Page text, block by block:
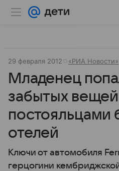
29 февраля 2012 «РИА Новости»
Младенец
забытых вещей
постояльцами
отелей
Ключи от автомобиля
герцогини